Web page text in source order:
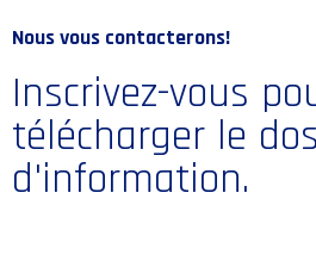
Nous vous contacterons!
Inscrivez-vous
télécharger le
d'information.